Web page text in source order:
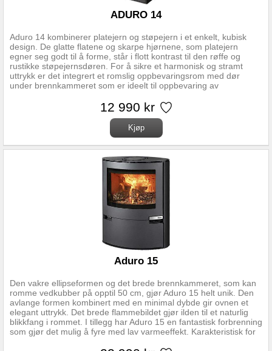
Aduro 14 kombinerer platejern og støpejern i et enkelt, kubisk
design. De glatte flatene og skarpe hjørnene, som platejern
egner seg godt til å forme, står i flott kontrast til den røffe og
rustikke støpejernsdøren. For å sikre et harmonisk og stramt
uttrykk er det integrert et romslig oppbevaringsrom med dør
under brennkammeret som er ideelt til oppbevaring av
enkle betjening og gode forbrenning. Effekt: Nominell effekt 6,5
kW Driftsområde 3-9 kW Oppvarmningsareal 30-140 m2 Mål:
Røykrør diameter topp Ø150 mm Mål (HxBxD) 90 x 51,1 x 37 cm
Avstand fra senter røykstuss til bakkant av ovn 18,5 cm Høyde
røkstuss over gulv 88,5 cm Brennkammerbredde 38 cm
materiale: Bak 7 cm Til siden 25 cm Møbleringsavstand 100 cm
Hjørnemontering 8 cm Avstand til brannmur:15 cm til siden/ 5 cm
ADURO 14
12 990 kr
Den vakre ellipseformen og det brede brennkammeret, som kan
romme vedkubber på opptil 50 cm, gjør Aduro 15 helt unik. Den
avlange formen kombinert med en minimal dybde gir ovnen et
elegant uttrykk. Det brede flammebildet gjør ilden til et naturlig
blikkfang i rommet. I tillegg har Aduro 15 en fantastisk forbrenning
som gjør det mulig å fyre med lav varmeeffekt. Karakteristisk for
Aduro 15